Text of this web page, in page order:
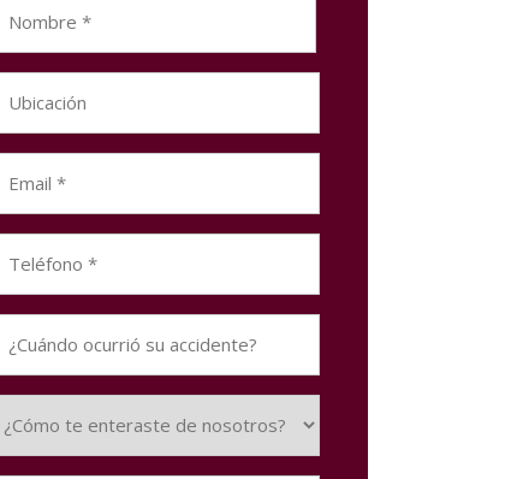
(Required)
(Required)
(Required)
ocurrió
accidente?
did